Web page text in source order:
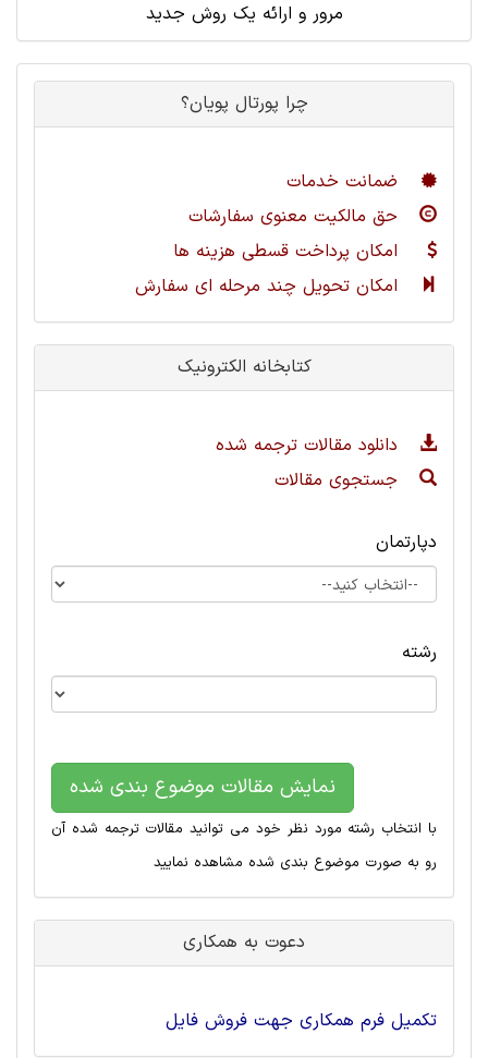
مرور و ارائه یک روش جدید
چرا پورتال پویان؟
ضمانت خدمات
حق مالکیت معنوی سفارشات
امکان پرداخت قسطی هزینه ها
امکان تحویل چند مرحله ای سفارش
کتابخانه الکترونیک
دانلود مقالات ترجمه شده
جستجوی مقالات
دپارتمان
رشته
نمایش مقالات موضوع بندی شده
با انتخاب رشته مورد نظر خود می توانید مقالات ترجمه شده آن
رو به صورت موضوع بندی شده مشاهده نمایید
دعوت به همکاری
تکمیل فرم همکاری جهت فروش فایل